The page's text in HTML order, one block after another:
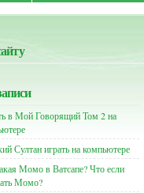
в Мой Говорящий Том 2 на
Султан играть на компьютере
Момо в Ватсапе? Что если
Момо?